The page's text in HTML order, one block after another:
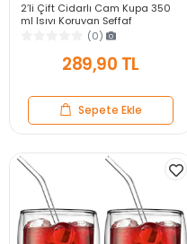
2’li Çift Cidarlı Cam Kupa 350
ml Isıyı Koruyan Şeffaf
Espresso Kahve Çay Fincanı
Kulplu Cam Bardak
(0)
289,90 TL
Sepete Ekle